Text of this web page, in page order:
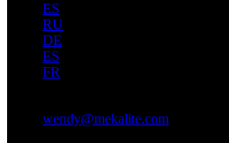
ES
RU
DE
ES
FR
wendy@mekalite.com